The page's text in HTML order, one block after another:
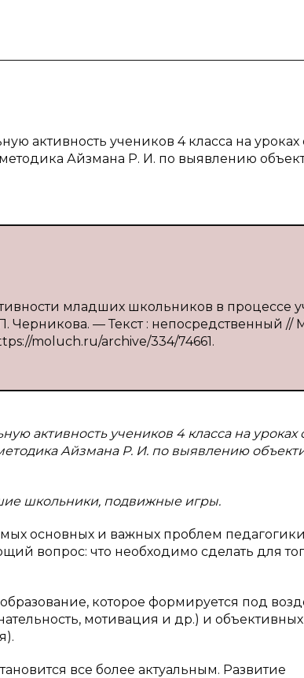
активность учеников 4 класса на уроках
Айзмана Р. И. по выявлению
младших школьников в процессе
Черникова. — Текст : непосредственный //
moluch.ru/archive/334/74661.
активность учеников 4 класса на уроках
Айзмана Р. И. по выявлению
школьники, подвижные игры.
основных и важных проблем
вопрос: что необходимо сделать для
которое формируется под
мотивация и др.) и объективных
все более актуальным. Развитие